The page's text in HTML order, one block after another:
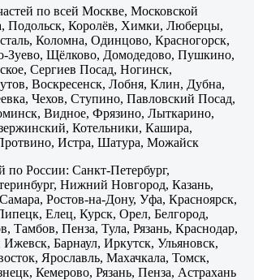
по всей Москве, Московской
Подольск, Королёв, Химки, Люберцы,
Коломна, Одинцово, Красногорск,
Зуево, Щёлково, Домодедово, Пушкино,
Сергиев Посад, Ногинск,
Воскресенск, Лобня, Клин, Дубна,
Чехов, Ступино, Павловский Посад,
Видное, Фрязино, Лыткарино,
Котельники, Кашира,
Истра, Шатура, Можайск
по России: Санкт-Петербург,
Нижний Новгород, Казань,
Ростов-на-Дону, Уфа, Красноярск,
Елец, Курск, Орел, Белгород,
Тамбов, Пенза, Тула, Рязань, Краснодар,
Барнаул, Иркутск, Ульяновск,
Ярославль, Махачкала, Томск,
Кемерово, Рязань, Пенза, Астрахань